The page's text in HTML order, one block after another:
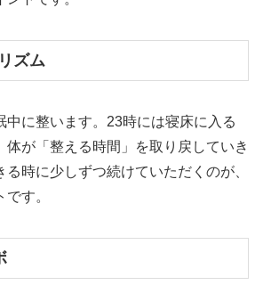
ズム
中に整います。23時には寝床に入る
体が「整える時間」を取り戻していき
る時に少しずつ続けていただくのが、
す。